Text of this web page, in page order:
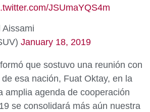
JSUmaYQS4m
January 18, 2019
que sostuvo una reunión con
esa nación, Fuat Oktay, en la
amplia agenda de cooperación
se consolidará más aún nuestra